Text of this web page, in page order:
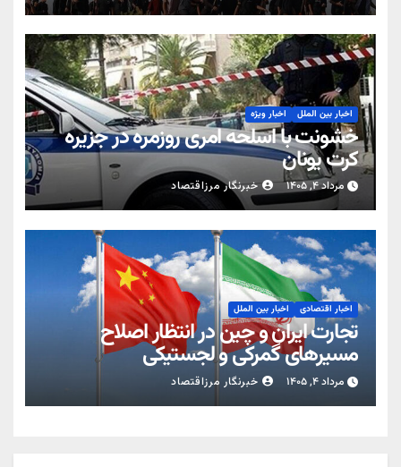
اخبار بین الملل اخبار ویژه
خشونت با اسلحه امری روزمره در جزیره
کرت یونان
مرداد ۴, ۱۴۰۵ خبرنگار مرزاقتصاد
اخبار اقتصادی اخبار بین الملل
تجارت ایران و چین در انتظار اصلاح
مسیرهای گمرکی و لجستیکی
مرداد ۴, ۱۴۰۵ خبرنگار مرزاقتصاد